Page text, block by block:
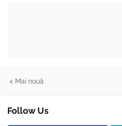
Mai nouă
Follow Us